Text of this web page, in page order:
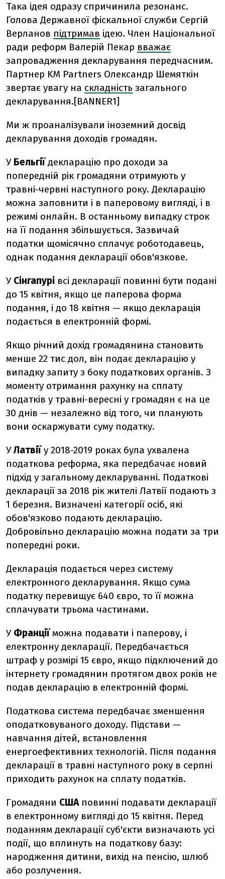
Така ідея одразу спричинила резонанс.
Голова Державної фіскальної служби Сергій
Верланов підтримав ідею. Член Національної
ради реформ Валерій Пекар вважає
запровадження декларування передчасним.
Партнер KM Partners Олександр Шемяткін
звертає увагу на складність загального
декларування.[BANNER1]
Ми ж проаналізували іноземний досвід
декларування доходів громадян.
У Бельгіїдекларацію про доходи за
попередній рік громадяни отримують у
травні-червні наступного року. Декларацію
можна заповнити і в паперовому вигляді, і в
режимі онлайн. В останньому випадку строк
на її подання збільшується. Зазвичай
податки щомісячно сплачує роботодавець,
однак подання декларації обов'язкове.
У Сінгапурі всі декларації повинні бути подані
до 15 квітня, якщо це паперова форма
подання, і до 18 квітня — якщо декларація
подається в електронній формі.
Якщо річний дохід громадянина становить
менше 22 тис дол, він подає декларацію у
випадку запиту з боку податкових органів. З
моменту отримання рахунку на сплату
податків у травні-вересні у громадян є на це
30 днів — незалежно від того, чи планують
вони оскаржувати суму податку.
УЛатвіїу 2018-2019 роках була ухвалена
податкова реформа, яка передбачає новий
підхід у загальному декларуванні. Податкові
декларації за 2018 рік жителі Латвії подають з
1 березня. Визначені категорії осіб, які
обов'язково подають декларацію.
Добровільно декларацію можна подати за три
попередні роки.
Декларація подається через систему
електронного декларування. Якщо сума
податку перевищує 640 євро, то її можна
сплачувати трьома частинами.
У Франціїможна подавати і паперову, і
електронну декларації. Передбачається
штраф у розмірі 15 євро, якщо підключений до
інтернету громадянин протягом двох років не
подав декларацію в електронній формі.
Податкова система передбачає зменшення
оподатковуваного доходу. Підстави —
навчання дітей, встановлення
енергоефективних технологій. Після подання
декларації в травні наступного року в серпні
приходить рахунок на сплату податків.
Громадяни США повинні подавати декларації
в електронному вигляді до 15 квітня. Перед
поданням декларації суб'єкти визначають усі
події, що вплинуть на податкову базу:
народження дитини, вихід на пенсію, шлюб
або розлучення.